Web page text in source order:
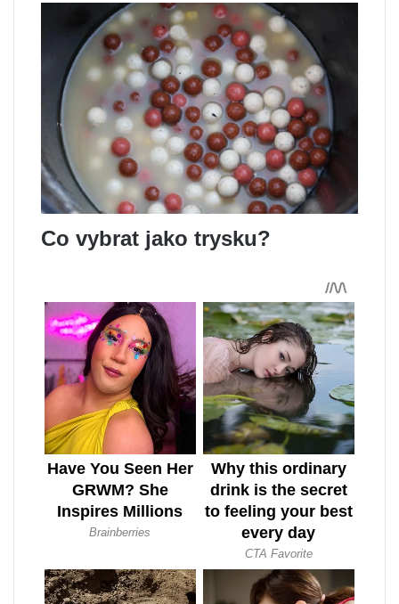
Co vybrat jako trysku?